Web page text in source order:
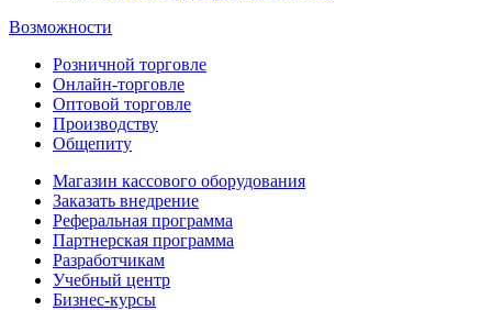
Возможности
Розничной торговле
Онлайн-торговле
Оптовой торговле
Производству
Общепиту
Магазин кассового оборудования
Заказать внедрение
Реферальная программа
Партнерская программа
Разработчикам
Учебный центр
Бизнес‑курсы